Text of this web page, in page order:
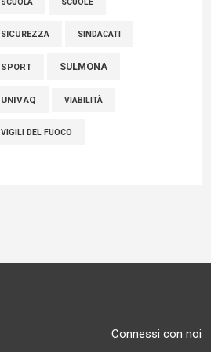
SCUOLA
SICUREZZA SINDACATI
SPORT SULMONA
UNIVAQ VIABILITÀ
VIGILI DEL FUOCO
Connessi con noi